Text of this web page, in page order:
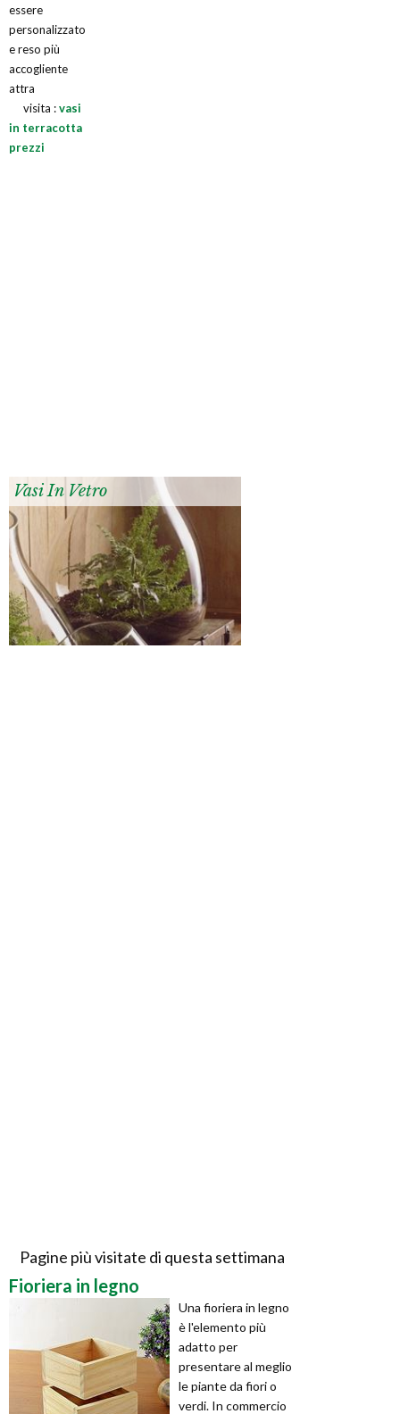
essere
personalizzato
e reso più
accogliente
attra
visita :vasi
in terracotta
prezzi
Vasi In Vetro
Pagine più visitate di questa settimana
Fioriera in legno
Una fioriera in legno
è l'elemento più
adatto per
presentare al meglio
le piante da fiori o
verdi. In commercio